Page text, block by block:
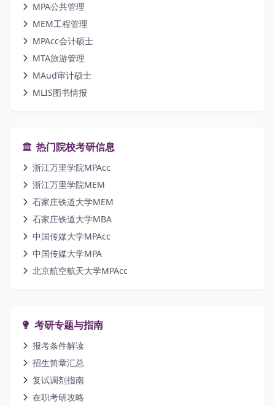
MPA公共管理
MEM工程管理
MPAcc会计硕士
MTA旅游管理
MAud审计硕士
MLIS图书情报
热门院校考研信息
浙江万里学院MPAcc
浙江万里学院MEM
石家庄铁道大学MEM
石家庄铁道大学MBA
中国传媒大学MPAcc
中国传媒大学MPA
北京航空航天大学MPAcc
考研专题与指南
报考条件解读
招生简章汇总
复试调剂指南
在职考研攻略